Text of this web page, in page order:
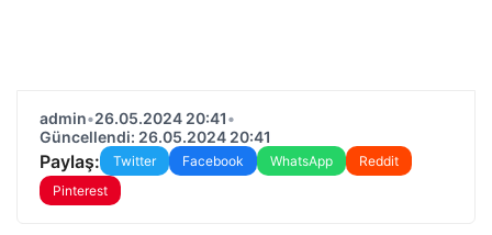
admin•26.05.2024 20:41•
Güncellendi: 26.05.2024 20:41
Paylaş: Twitter Facebook WhatsApp
Reddit
Pinterest